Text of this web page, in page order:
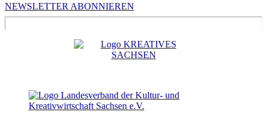
NEWSLETTER ABONNIEREN